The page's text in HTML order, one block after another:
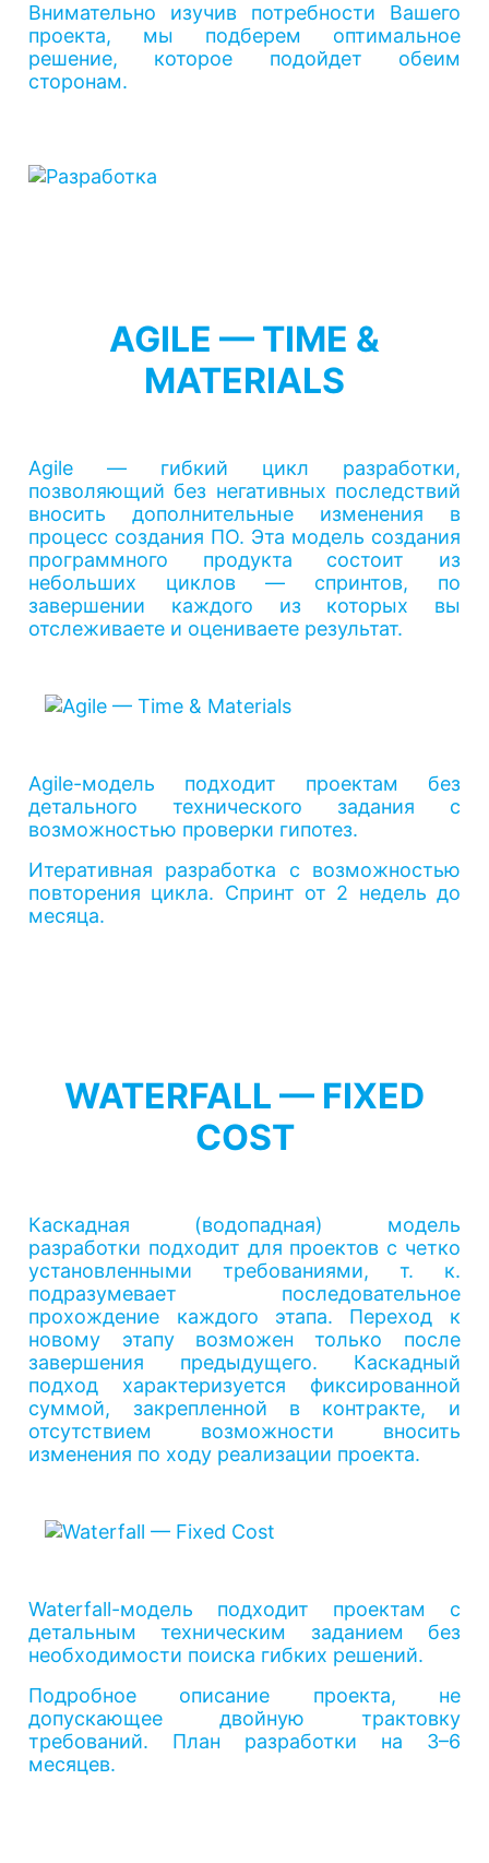
Внимательно изучив потребности Вашего
проекта, мы подберем оптимальное
решение, которое подойдет обеим
сторонам.
AGILE — TIME &
MATERIALS
Agile — гибкий цикл разработки,
позволяющий без негативных последствий
вносить дополнительные изменения в
процесс создания ПО. Эта модель создания
программного продукта состоит из
небольших циклов — спринтов, по
завершении каждого из которых вы
отслеживаете и оцениваете результат.
Agile-модель подходит проектам без
детального технического задания с
возможностью проверки гипотез.
Итеративная разработка с возможностью
повторения цикла. Спринт от 2 недель до
месяца.
WATERFALL — FIXED
COST
Каскадная (водопадная) модель
разработки подходит для проектов с четко
установленными требованиями, т. к.
подразумевает последовательное
прохождение каждого этапа. Переход к
новому этапу возможен только после
завершения предыдущего. Каскадный
подход характеризуется фиксированной
суммой, закрепленной в контракте, и
отсутствием возможности вносить
изменения по ходу реализации проекта.
Waterfall-модель подходит проектам с
детальным техническим заданием без
необходимости поиска гибких решений.
Подробное описание проекта, не
допускающее двойную трактовку
требований. План разработки на 3–6
месяцев.